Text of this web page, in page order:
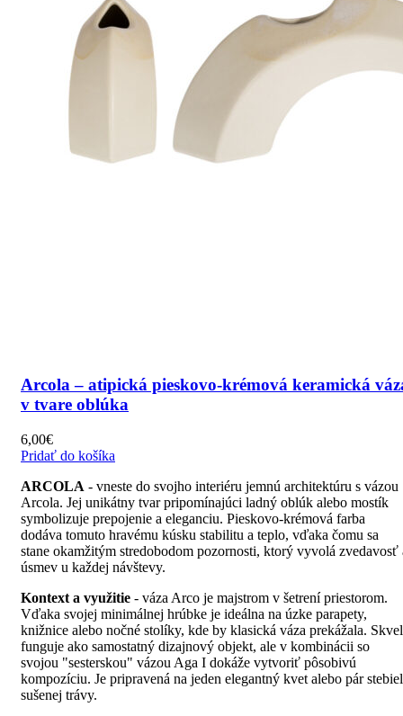
Arcola – atipická pieskovo-krémová keramická
v tvare oblúka
6,00€
Pridať do košíka
ARCOLA - vneste do svojho interiéru jemnú architektúru s vázou
Arcola. Jej unikátny tvar pripomínajúci ladný oblúk alebo mostík
symbolizuje prepojenie a eleganciu. Pieskovo-krémová farba
dodáva tomuto hravému kúsku stabilitu a teplo, vďaka čomu sa
stane okamžitým stredobodom pozornosti, ktorý vyvolá zvedavosť
úsmev u každej návštevy.
Kontext a využitie - váza Arco je majstrom v šetrení priestorom.
Vďaka svojej minimálnej hrúbke je ideálna na úzke parapety,
knižnice alebo nočné stolíky, kde by klasická váza prekážala.
funguje ako samostatný dizajnový objekt, ale v kombinácii so
svojou "sesterskou" vázou Aga I dokáže vytvoriť pôsobivú
kompozíciu. Je pripravená na jeden elegantný kvet alebo pár stebiel
sušenej trávy.